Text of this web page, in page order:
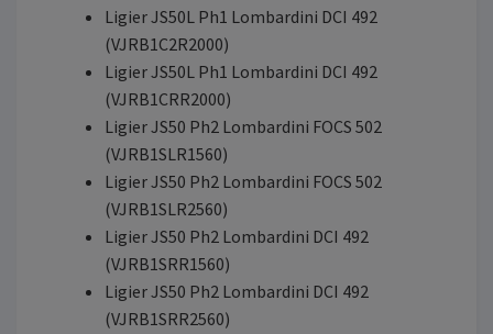
Ligier JS50L Ph1 Lombardini DCI 492
(VJRB1C2R2000)
Ligier JS50L Ph1 Lombardini DCI 492
(VJRB1CRR2000)
Ligier JS50 Ph2 Lombardini FOCS 502
(VJRB1SLR1560)
Ligier JS50 Ph2 Lombardini FOCS 502
(VJRB1SLR2560)
Ligier JS50 Ph2 Lombardini DCI 492
(VJRB1SRR1560)
Ligier JS50 Ph2 Lombardini DCI 492
(VJRB1SRR2560)